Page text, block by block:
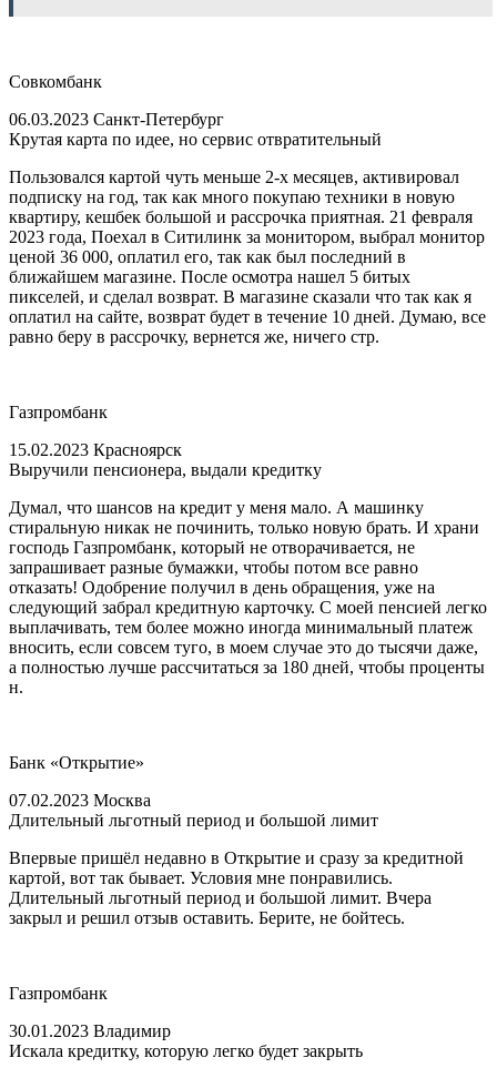
Совкомбанк
06.03.2023 Санкт-Петербург
Крутая карта по идее, но сервис отвратительный
Пользовался картой чуть меньше 2-х месяцев, активировал
подписку на год, так как много покупаю техники в новую
квартиру, кешбек большой и рассрочка приятная. 21 февраля
2023 года, Поехал в Ситилинк за монитором, выбрал монитор
ценой 36 000, оплатил его, так как был последний в
ближайшем магазине. После осмотра нашел 5 битых
пикселей, и сделал возврат. В магазине сказали что так как я
оплатил на сайте, возврат будет в течение 10 дней. Думаю, все
равно беру в рассрочку, вернется же, ничего стр.
Газпромбанк
15.02.2023 Красноярск
Выручили пенсионера, выдали кредитку
Думал, что шансов на кредит у меня мало. А машинку
стиральную никак не починить, только новую брать. И храни
господь Газпромбанк, который не отворачивается, не
запрашивает разные бумажки, чтобы потом все равно
отказать! Одобрение получил в день обращения, уже на
следующий забрал кредитную карточку. С моей пенсией легко
выплачивать, тем более можно иногда минимальный платеж
вносить, если совсем туго, в моем случае это до тысячи даже,
а полностью лучше рассчитаться за 180 дней, чтобы проценты
н.
Банк «Открытие»
07.02.2023 Москва
Длительный льготный период и большой лимит
Впервые пришёл недавно в Открытие и сразу за кредитной
картой, вот так бывает. Условия мне понравились.
Длительный льготный период и большой лимит. Вчера
закрыл и решил отзыв оставить. Берите, не бойтесь.
Газпромбанк
30.01.2023 Владимир
Искала кредитку, которую легко будет закрыть